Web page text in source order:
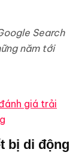
Search
năm tới
giá trải
bị di động